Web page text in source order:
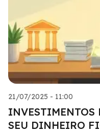
21/07/2025 - 11:00
INVESTIMENTOS
SEU DINHEIRO